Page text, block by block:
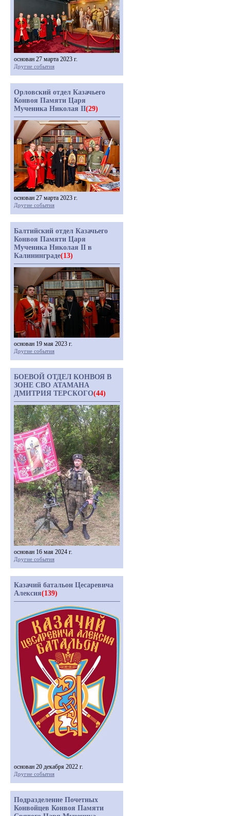
основан 27 марта 2023 г.
Другие события
Орловский отдел Казачьего
Конвоя Памяти Царя
Мученика Николая II(29)
основан 27 марта 2023 г.
Другие события
Балтийский отдел Казачьего
Конвоя Памяти Царя
Мученика Николая II в
Калининграде(13)
основан 19 мая 2023 г.
Другие события
БОЕВОЙ ОТДЕЛ КОНВОЯ В
ЗОНЕ СВО АТАМАНА
ДМИТРИЯ ТЕРСКОГО(44)
основан 16 мая 2024 г.
Другие события
Казачий батальон Цесаревича
Алексия(139)
основан 20 декабря 2022 г.
Другие события
Подразделение Почетных
Конвойцев Конвоя Памяти